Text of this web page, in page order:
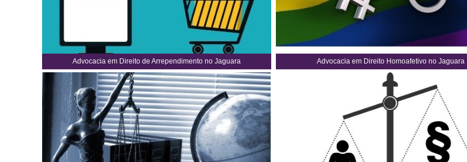
Advocacia em Direito de Arrependimento no Jaguara Advocacia em Direito Homoafetivo no Jaguara